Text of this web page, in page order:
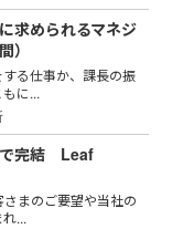
求められるマネジ
）
る仕事か、課長の振
に...
で完結 Leaf
まのご要望や当社の
...